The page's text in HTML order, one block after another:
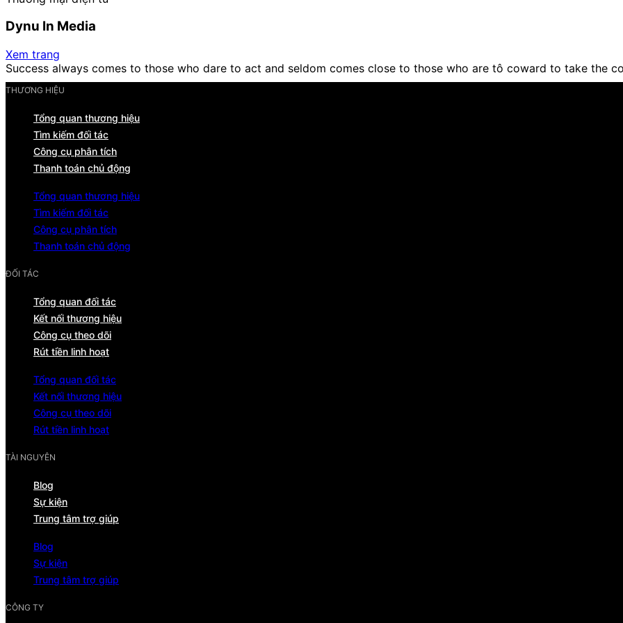
Dynu In Media
Xem trang
Success always comes to those who dare to act and seldom comes close to those who are tô coward to take the
THƯƠNG HIỆU
Tổng quan thương hiệu
Tìm kiếm đối tác
Công cụ phân tích
Thanh toán chủ động
Tổng quan thương hiệu
Tìm kiếm đối tác
Công cụ phân tích
Thanh toán chủ động
ĐỐI TÁC
Tổng quan đối tác
Kết nối thương hiệu
Công cụ theo dõi
Rút tiền linh hoạt
Tổng quan đối tác
Kết nối thương hiệu
Công cụ theo dõi
Rút tiền linh hoạt
TÀI NGUYÊN
Blog
Sự kiện
Trung tâm trợ giúp
Blog
Sự kiện
Trung tâm trợ giúp
CÔNG TY